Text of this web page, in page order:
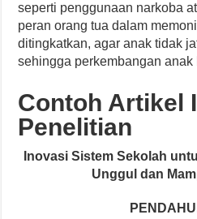
seperti penggunaan narkoba
peran orang tua dalam
ditingkatkan, agar anak tidak
sehingga perkembangan anak
Contoh Artikel
Penelitian
Inovasi Sistem Sekolah
Unggul dan